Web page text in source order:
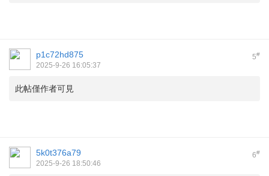
5#
p1c72hd875
2025-9-26 16:05:37
此帖僅作者可見
6#
5k0t376a79
2025-9-26 18:50:46